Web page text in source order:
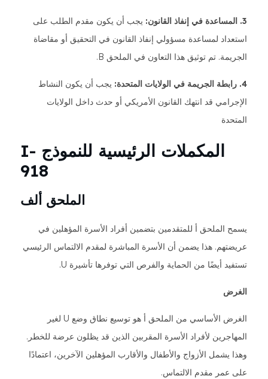
3. المساعدة في إنفاذ القانون:
يجب أن يكون مقدم الطلب على
استعداد لمساعدة مسؤولي إنفاذ القانون في التحقيق أو مقاضاة
الجريمة. تم توثيق هذا التعاون في الملحق B.
4. رابطة الجريمة في الولايات المتحدة:
يجب أن يكون النشاط
الإجرامي قد انتهك القانون الأمريكي أو حدث داخل الولايات
المتحدة
المكملات الرئيسية للنموذج I-
918
الملحق ألف
يسمح الملحق أ للمتقدمين بتضمين أفراد الأسرة المؤهلين في
عريضتهم. هذا يضمن أن الأسرة المباشرة لمقدم الالتماس الرئيسي
تستفيد أيضًا من الحماية والفرص التي توفرها تأشيرة U.
الغرض
الغرض الأساسي من الملحق أ هو توسيع نطاق وضع U لغير
المهاجرين لأفراد الأسرة المقربين الذين قد يظلون عرضة للخطر.
وهذا يشمل الأزواج والأطفال والأقارب المؤهلين الآخرين، اعتمادًا
على عمر مقدم الالتماس.